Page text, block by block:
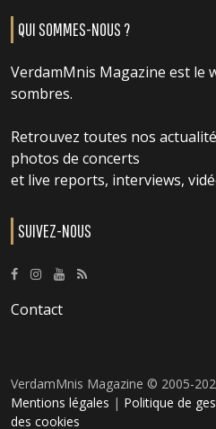
QUI SOMMES-NOUS ?
VerdamMnis Magazine est le
sombres.
Retrouvez toutes nos
photos de concerts
et live reports, interviews,
SUIVEZ-NOUS
Contact
VerdamMnis Magazine © 2005-
Mentions légales | Politique de
des cookies